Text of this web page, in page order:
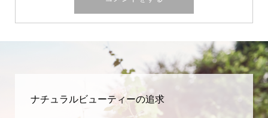
ナチュラルビューティーの追求